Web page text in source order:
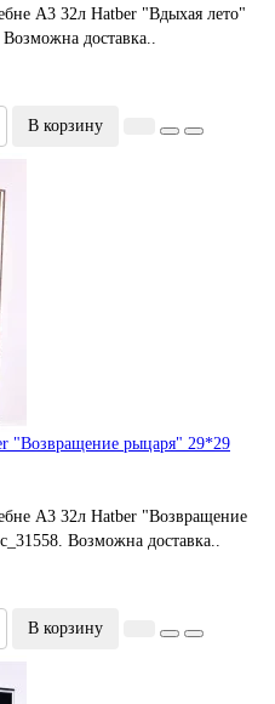
А3 32л Hatber "Вдыхая лето"
доставка..
В корзину
"Возвращение рыцаря" 29*29
А3 32л Hatber "Возвращение
Возможна доставка..
В корзину